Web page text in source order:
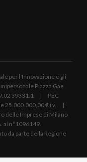
per l'Innovazione e gli
Piazza Gae
39331.1 | PEC
25.000.000,00 € i.v. |
delle Imprese di Milano
n°1096149.
da parte della Regione